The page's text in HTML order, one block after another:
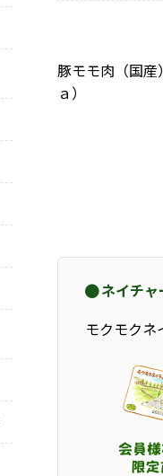
豚モモ肉（国
ａ）
ネイチ
モクモクネ